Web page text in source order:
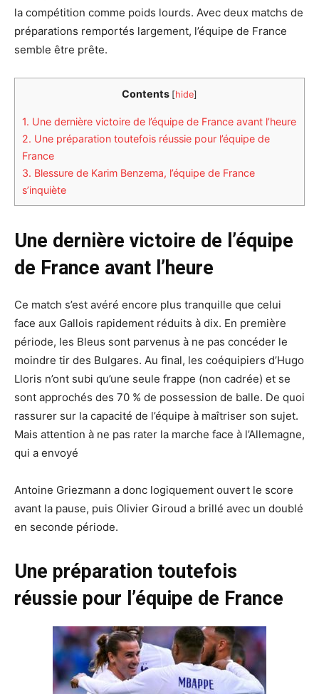
la compétition comme poids lourds. Avec deux matchs de
préparations remportés largement, l’équipe de France
semble être prête.
Contents [hide]
1. Une dernière victoire de l’équipe de France avant l’heure
2. Une préparation toutefois réussie pour l’équipe de
France
3. Blessure de Karim Benzema, l’équipe de France
s’inquiète
Une dernière victoire de l’équipe
de France avant l’heure
Ce match s’est avéré encore plus tranquille que celui
face aux Gallois rapidement réduits à dix. En première
période, les Bleus sont parvenus à ne pas concéder le
moindre tir des Bulgares. Au final, les coéquipiers d’Hugo
Lloris n’ont subi qu’une seule frappe (non cadrée) et se
sont approchés des 70 % de possession de balle. De quoi
rassurer sur la capacité de l’équipe à maîtriser son sujet.
Mais attention à ne pas rater la marche face à l’Allemagne,
qui a envoyé
Antoine Griezmann a donc logiquement ouvert le score
avant la pause, puis Olivier Giroud a brillé avec un doublé
en seconde période.
Une préparation toutefois
réussie pour l’équipe de France